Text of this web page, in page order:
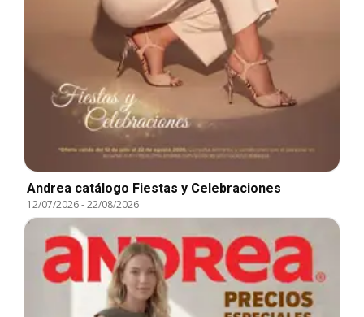
Andrea catálogo Fiestas y Celebraciones
12/07/2026-22/08/2026